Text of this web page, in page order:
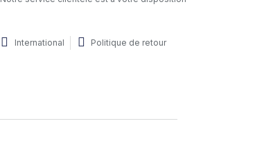
International Politique de retour